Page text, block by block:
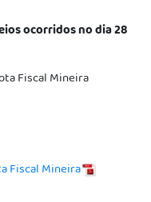
ocorridos no dia 28
Fiscal Mineira
Fiscal Mineira